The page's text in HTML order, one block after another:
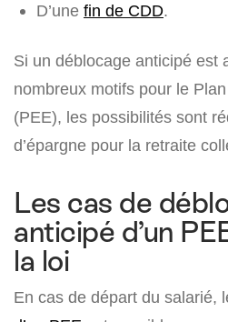
D’une fin de CDD.
Si un déblocage anticipé est
nombreux motifs pour le
(PEE), les possibilités sont
d’épargne pour la retraite
Les cas de
anticipé d’un
la loi
En cas de départ du salarié,